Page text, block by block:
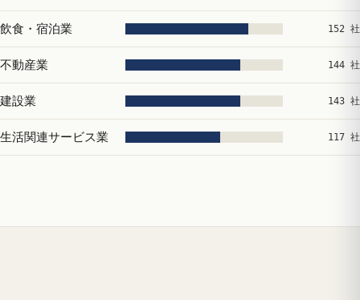
飲食・宿泊業 152 社
不動産業 144 社
建設業 143 社
生活関連サービス業 117 社